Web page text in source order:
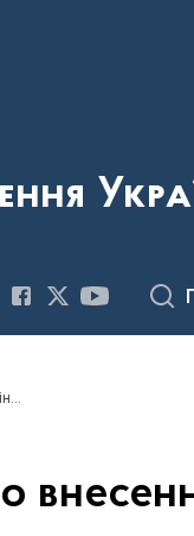
Наказ Держкомтелерадіо від 31.05.2018 №330 "Про внесення змін до Положення про премію імені Івана Франка у галузі інформаційної діяльності"